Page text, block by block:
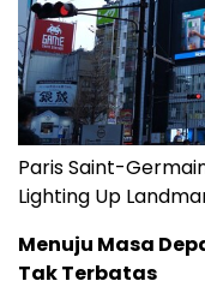
Paris Saint-
Lighting Up
Menuju Masa
Tak Terbatas